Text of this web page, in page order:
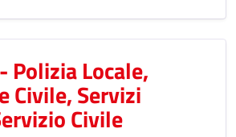
Polizia Locale,
Civile, Servizi
Civile